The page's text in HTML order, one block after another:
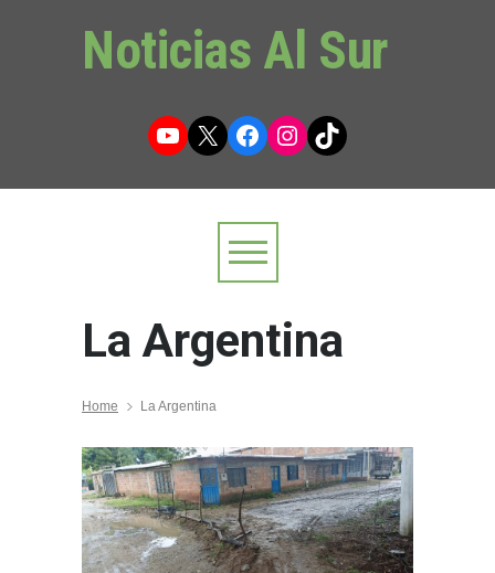
Noticias Al Sur
YouTube
X Facebook
Instagram
TikTok
La Argentina
Home La Argentina